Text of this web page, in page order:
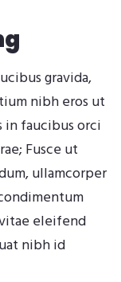
gravida,
nibh eros ut
in faucibus orci
Fusce ut
ullamcorper
eleifend
nibh id